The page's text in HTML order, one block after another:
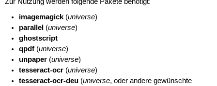
Zur Nutzung werden folgende Pakete benötigt:
imagemagick(universe)
parallel (universe)
ghostscript
qpdf (universe)
unpaper (universe)
tesseract-ocr (universe)
tesseract-ocr-deu (universe, oder andere gewünschte